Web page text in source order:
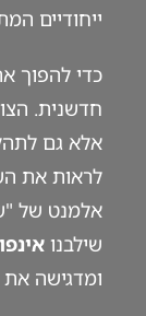
ייחודיים
כדי להפוך
חדשנית.
אלא גם
לראות את
אלמנט של
שילבנו
ומדגישה את